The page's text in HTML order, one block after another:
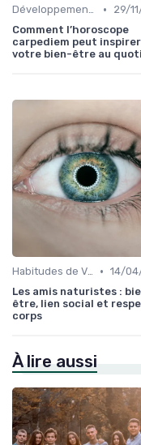
Développement Durable et Bien-être •
29/
Comment l’horoscope
carpediem peut inspirer
votre bien-être au
Habitudes de Vie Saines • 14/
Les amis naturistes :
être, lien social et
corps
À lire aussi